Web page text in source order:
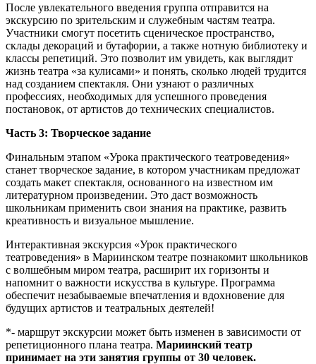
После увлекательного введения группа отправится на
экскурсию по зрительским и служебным частям театра.
Участники смогут посетить сценическое пространство,
склады декораций и бутафории, а также нотную библиотеку и
классы репетиций. Это позволит им увидеть, как выглядит
жизнь театра «за кулисами» и понять, сколько людей трудится
над созданием спектакля. Они узнают о различных
профессиях, необходимых для успешного проведения
постановок, от артистов до технических специалистов.
Часть 3: Творческое задание
Финальным этапом «Урока практического театроведения»
станет творческое задание, в котором участникам предложат
создать макет спектакля, основанного на известном им
литературном произведении. Это даст возможность
школьникам применить свои знания на практике, развить
креативность и визуальное мышление.
Интерактивная экскурсия «Урок практического
театроведения» в Мариинском театре познакомит школьников
с волшебным миром театра, расширит их горизонты и
напомнит о важности искусства в культуре. Программа
обеспечит незабываемые впечатления и вдохновение для
будущих артистов и театральных деятелей!
*- маршрут экскурсии может быть изменен в зависимости от
репетиционного плана театра. Мариинский театр
принимает на эти занятия группы от 30 человек.